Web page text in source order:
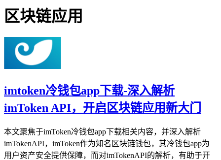
区块链应用
imtoken冷钱包app下载-深入解析
imToken API，开启区块链应用新大门
本文聚焦于imToken冷钱包app下载相关内容，并深入解析
imTokenAPI，imToken作为知名区块链钱包，其冷钱包app为
用户资产安全提供保障，而对imTokenAPI的解析，有助于开